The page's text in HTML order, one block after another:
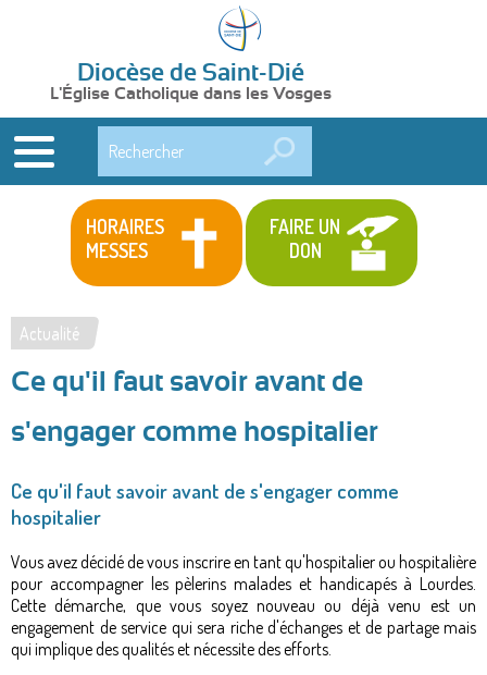
Diocèse de Saint-Dié
L'Église Catholique dans les Vosges
HORAIRES
MESSES
FAIRE UN
DON
Vous
êtes
ici
Actualité
Ce qu'il faut savoir avant de
s'engager comme hospitalier
Ce qu'il faut savoir avant de s'engager comme
hospitalier
Vous avez décidé de vous inscrire en tant qu'hospitalier ou hospitalière
pour accompagner les pèlerins malades et handicapés à Lourdes.
Cette démarche, que vous soyez nouveau ou déjà venu est un
engagement de service qui sera riche d'échanges et de partage mais
qui implique des qualités et nécessite des efforts.